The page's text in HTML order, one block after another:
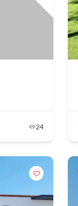
24